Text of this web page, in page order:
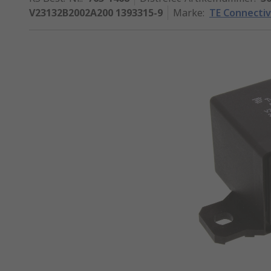
V23132B2002A200 1393315-9
Marke: TE